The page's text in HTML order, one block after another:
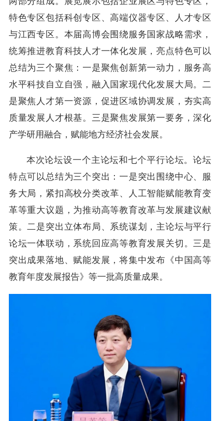
特色专区包括科创专区、高端仪器专区、人才专区
与江西专区。本届高博会围绕服务国家战略需求，
统筹推进教育科技人才一体化发展，亮点特色可以
总结为三个聚焦：一是聚焦创新第一动力，服务高
水平科技自立自强，融入国家现代化发展大局。二
是聚焦人才第一资源，促进区域协调发展，夯实高
质量发展人才根基。三是聚焦发展第一要务，深化
产学研用融合，赋能地方经济社会发展。
本次论坛设一个主论坛和七个平行论坛。论坛
特点可以总结为三个突出：一是突出围绕中心、服
务大局，紧扣高校分类改革、人工智能赋能教育变
革等重大议题，为推动高等教育改革与发展建议献
策。二是突出立体布局、系统谋划，主论坛与平行
论坛一体联动，系统回应高等教育发展关切。三是
突出成果落地、赋能发展，将集中发布《中国高等
教育年度发展报告》等一批高质量成果。